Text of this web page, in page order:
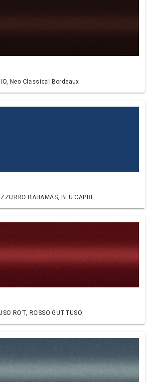
Neo Classical Bordeaux
BAHAMAS, BLU CAPRI
ROT, ROSSO GUTTUSO